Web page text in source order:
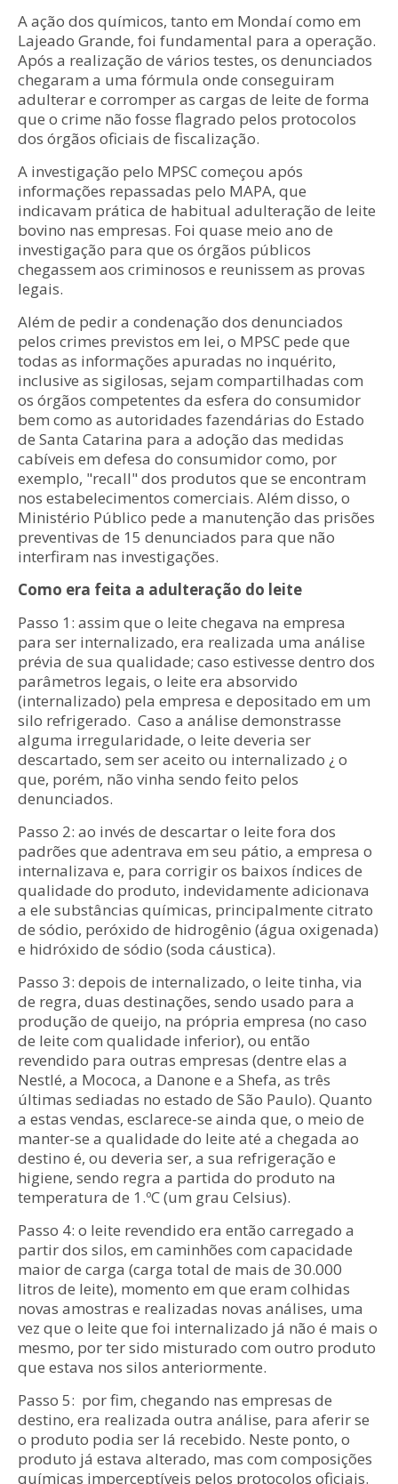
A ação dos químicos, tanto em Mondaí como em
Lajeado Grande, foi fundamental para a operação.
Após a realização de vários testes, os denunciados
chegaram a uma fórmula onde conseguiram
adulterar e corromper as cargas de leite de forma
que o crime não fosse flagrado pelos protocolos
dos órgãos oficiais de fiscalização.
A investigação pelo MPSC começou após
informações repassadas pelo MAPA, que
indicavam prática de habitual adulteração de leite
bovino nas empresas. Foi quase meio ano de
investigação para que os órgãos públicos
chegassem aos criminosos e reunissem as provas
legais.
Além de pedir a condenação dos denunciados
pelos crimes previstos em lei, o MPSC pede que
todas as informações apuradas no inquérito,
inclusive as sigilosas, sejam compartilhadas com
os órgãos competentes da esfera do consumidor
bem como as autoridades fazendárias do Estado
de Santa Catarina para a adoção das medidas
cabíveis em defesa do consumidor como, por
exemplo, "recall" dos produtos que se encontram
nos estabelecimentos comerciais. Além disso, o
Ministério Público pede a manutenção das prisões
preventivas de 15 denunciados para que não
interfiram nas investigações.
Como era feita a adulteração do leite
Passo 1: assim que o leite chegava na empresa
para ser internalizado, era realizada uma análise
prévia de sua qualidade; caso estivesse dentro dos
parâmetros legais, o leite era absorvido
(internalizado) pela empresa e depositado em um
silo refrigerado. Caso a análise demonstrasse
alguma irregularidade, o leite deveria ser
descartado, sem ser aceito ou internalizado ¿ o
que, porém, não vinha sendo feito pelos
denunciados.
Passo 2: ao invés de descartar o leite fora dos
padrões que adentrava em seu pátio, a empresa o
internalizava e, para corrigir os baixos índices de
qualidade do produto, indevidamente adicionava
a ele substâncias químicas, principalmente citrato
de sódio, peróxido de hidrogênio (água oxigenada)
e hidróxido de sódio (soda cáustica).
Passo 3: depois de internalizado, o leite tinha, via
de regra, duas destinações, sendo usado para a
produção de queijo, na própria empresa (no caso
de leite com qualidade inferior), ou então
revendido para outras empresas (dentre elas a
Nestlé, a Mococa, a Danone e a Shefa, as três
últimas sediadas no estado de São Paulo). Quanto
a estas vendas, esclarece-se ainda que, o meio de
manter-se a qualidade do leite até a chegada ao
destino é, ou deveria ser, a sua refrigeração e
higiene, sendo regra a partida do produto na
temperatura de 1.ºC (um grau Celsius).
Passo 4: o leite revendido era então carregado a
partir dos silos, em caminhões com capacidade
maior de carga (carga total de mais de 30.000
litros de leite), momento em que eram colhidas
novas amostras e realizadas novas análises, uma
vez que o leite que foi internalizado já não é mais o
mesmo, por ter sido misturado com outro produto
que estava nos silos anteriormente.
Passo 5: por fim, chegando nas empresas de
destino, era realizada outra análise, para aferir se
o produto podia ser lá recebido. Neste ponto, o
produto já estava alterado, mas com composições
químicas imperceptíveis pelos protocolos oficiais.